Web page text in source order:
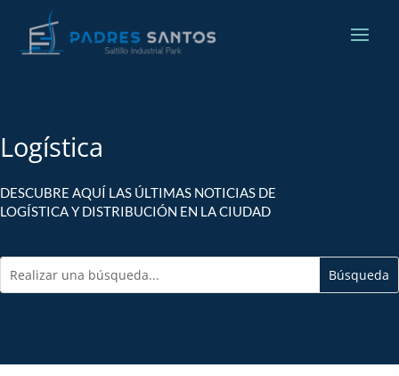
Logística
DESCUBRE AQUÍ LAS ÚLTIMAS NOTICIAS DE
LOGÍSTICA Y DISTRIBUCIÓN EN LA CIUDAD